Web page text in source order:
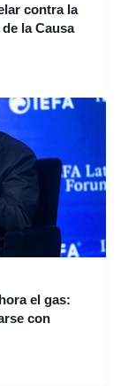
contra la
la Causa
el gas:
con